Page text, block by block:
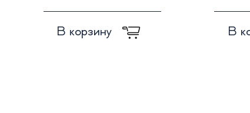
В корзину В